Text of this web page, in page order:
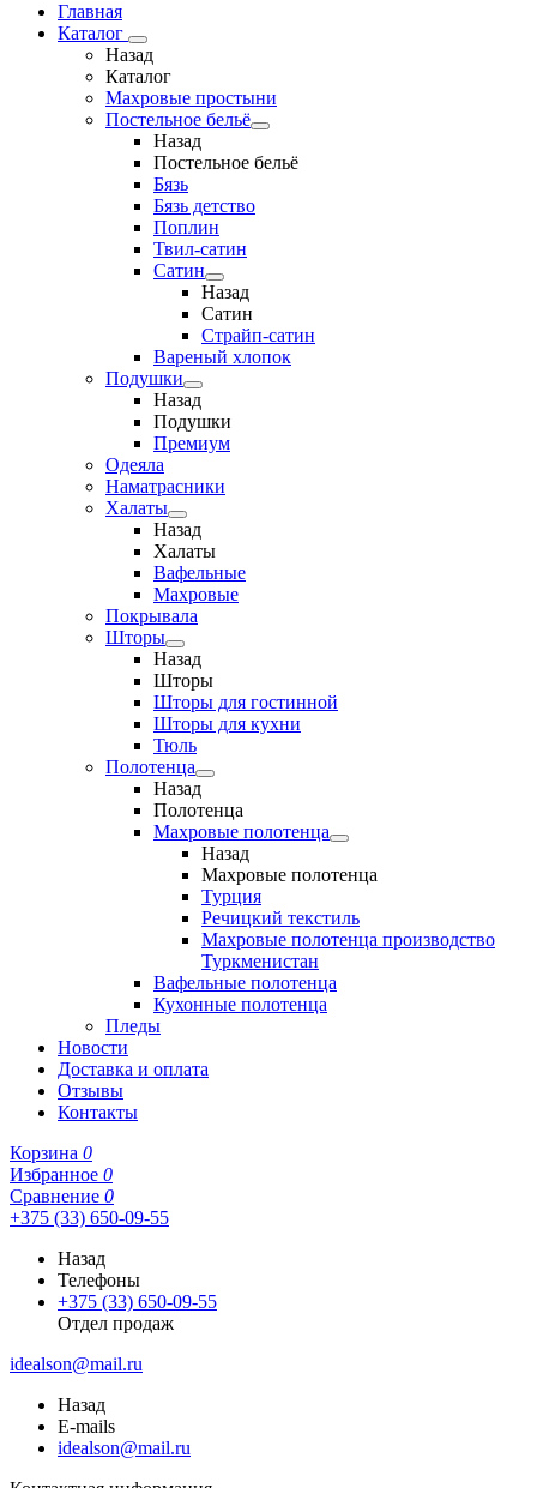
Главная
Каталог
Назад
Каталог
Махровые простыни
Постельное бельё
Назад
Постельное бельё
Бязь
Бязь детство
Поплин
Твил-сатин
Сатин
Назад
Сатин
Страйп-сатин
Вареный хлопок
Подушки
Назад
Подушки
Премиум
Одеяла
Наматрасники
Халаты
Назад
Халаты
Вафельные
Махровые
Покрывала
Шторы
Назад
Шторы
Шторы для гостинной
Шторы для кухни
Тюль
Полотенца
Назад
Полотенца
Махровые полотенца
Назад
Махровые полотенца
Турция
Речицкий текстиль
Махровые полотенца производство
Туркменистан
Вафельные полотенца
Кухонные полотенца
Пледы
Новости
Доставка и оплата
Отзывы
Контакты
Корзина 0
Избранное 0
Сравнение 0
+375 (33) 650-09-55
Назад
Телефоны
+375 (33) 650-09-55
Отдел продаж
idealson@mail.ru
Назад
E-mails
idealson@mail.ru